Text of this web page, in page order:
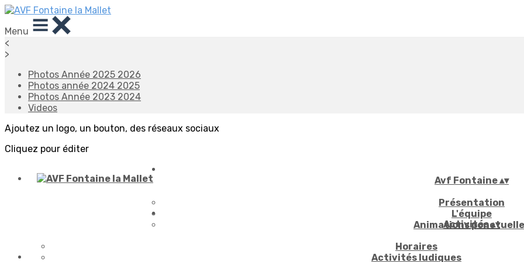
Menu
<
>
Photos Année 2025 2026
Photos année 2024 2025
Photos Année 2023 2024
Videos
Ajoutez un logo, un bouton, des réseaux sociaux
Cliquez pour éditer
Avf Fontaine▴▾
Présentation
L'équipe
Animations
Activités▴▾
Horaires
Activités ludiques